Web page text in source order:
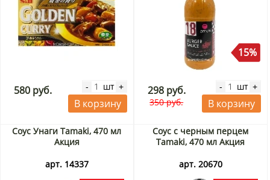
580 руб. - шт +
В корзину
15%
298 руб.
350 руб.
- шт +
В корзину
Соус Унаги Tamaki, 470 мл
Акция
арт. 14337
Соус с черным перцем
Tamaki, 470 мл Акция
арт. 20670